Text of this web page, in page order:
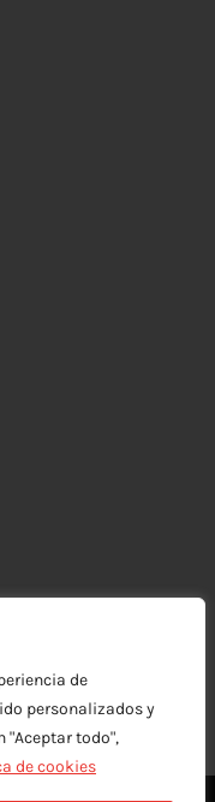
de
personalizados y
"Aceptar todo",
de cookies